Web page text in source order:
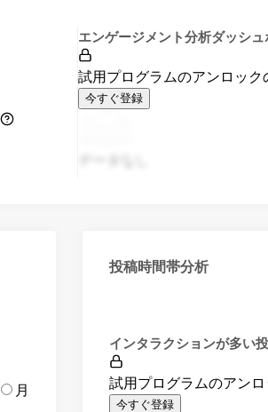
エンゲージメント分析ダッシュ
試用プログラムのアンロック
今すぐ登録
月
投稿時間帯分析
インタラクションが多い
試用プログラムのアンロ
今すぐ登録